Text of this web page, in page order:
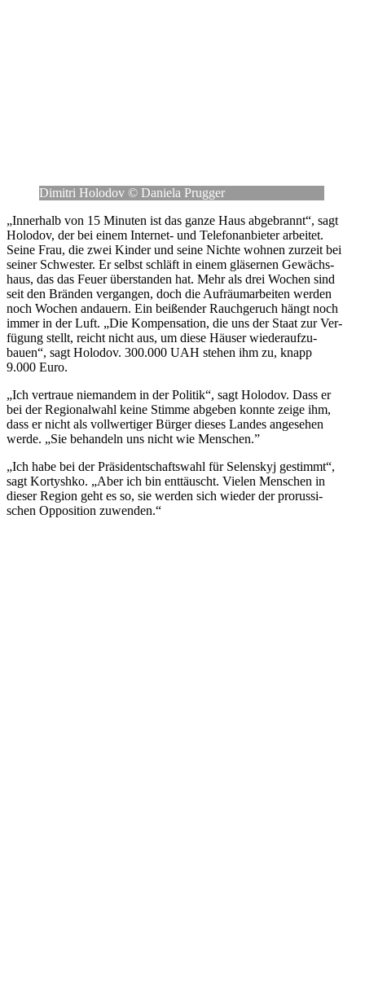
Dimitri Holodov © Daniela Prugger
„Inner­halb von 15 Minuten ist das ganze Haus abge­brannt“, sagt
Holodov, der bei einem Inter­net- und Tele­fon­an­bie­ter arbei­tet.
Seine Frau, die zwei Kinder und seine Nichte wohnen zurzeit bei
seiner Schwes­ter. Er selbst schläft in einem glä­ser­nen Gewächs­
haus, das das Feuer über­stan­den hat. Mehr als drei Wochen sind
seit den Bränden ver­gan­gen, doch die Auf­räum­ar­bei­ten werden
noch Wochen andau­ern. Ein bei­ßen­der Rauch­ge­ruch hängt noch
immer in der Luft. „Die Kom­pen­sa­tion, die uns der Staat zur Ver­
fü­gung stellt, reicht nicht aus, um diese Häuser wie­der­auf­zu­
bauen“, sagt Holodov. 300.000 UAH stehen ihm zu, knapp
9.000 Euro.
„Ich ver­traue nie­man­dem in der Politik“, sagt Holodov. Dass er
bei der Regio­nal­wahl keine Stimme abgeben konnte zeige ihm,
dass er nicht als voll­wer­ti­ger Bürger dieses Landes ange­se­hen
werde. „Sie behan­deln uns nicht wie Menschen.”
„Ich habe bei der Prä­si­dent­schafts­wahl für Selen­skyj gestimmt“,
sagt Kor­tyshko. „Aber ich bin ent­täuscht. Vielen Men­schen in
dieser Region geht es so, sie werden sich wieder der pro­rus­si­
schen Oppo­si­tion zuwenden.“